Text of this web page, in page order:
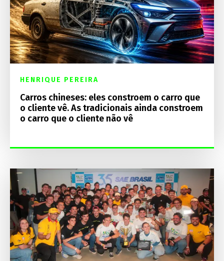
HENRIQUE PEREIRA
Carros chineses: eles constroem o carro que
o cliente vê. As tradicionais ainda constroem
o carro que o cliente não vê